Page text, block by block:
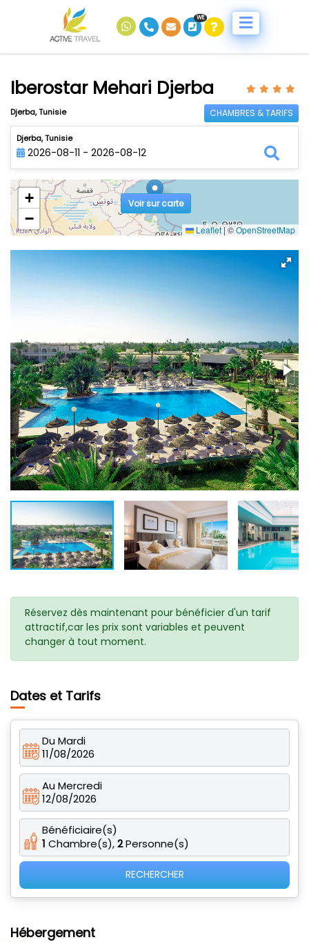
WE
Iberostar Mehari Djerba
Djerba, Tunisie CHAMBRES & TARIFS
Djerba, Tunisie
2026-08-11 - 2026-08-12
+
−
Leaflet|©OpenStreetMap
Voir sur carte
Réservez dès maintenant pour bénéficier d'un tarif
attractif,car les prix sont variables et peuvent
changer à tout moment.
Dates et Tarifs
Du Mardi
11/08/2026
Au Mercredi
12/08/2026
Bénéficiaire(s)
1 Chambre(s),2Personne(s)
RECHERCHER
Hébergement